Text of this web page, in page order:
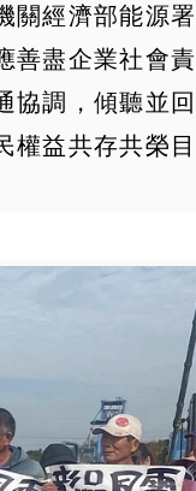
關經濟部能源署
善盡企業社會責
協調，傾聽並回
權益共存共榮目